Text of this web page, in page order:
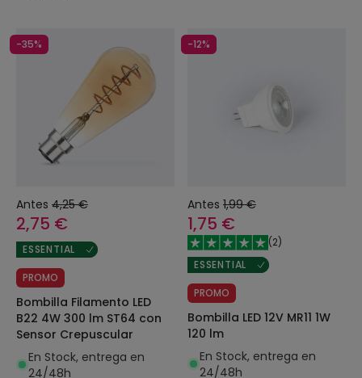
-35%
Antes 4,25 €
2,75 €
ESSENTIAL
PROMO
Bombilla Filamento LED
B22 4W 300 lm ST64 con
Sensor Crepuscular
En Stock, entrega en
24/48h
-12%
Antes 1,99 €
1,75 €
(2)
ESSENTIAL
PROMO
Bombilla LED 12V MR11 1W
120 lm
En Stock, entrega en
24/48h